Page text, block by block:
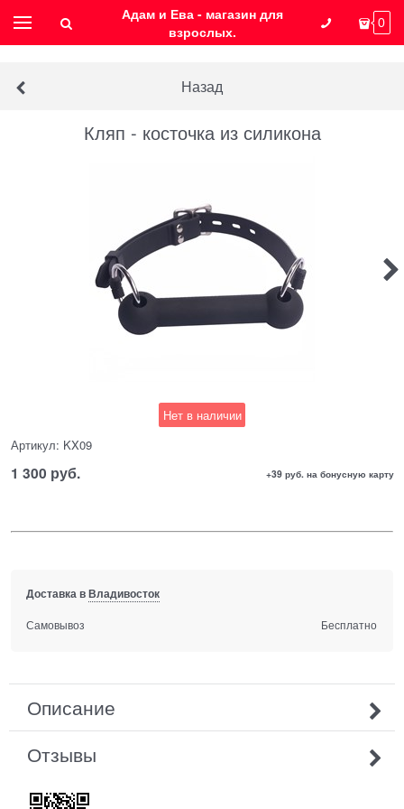
Адам и Ева - магазин для
взрослых.
0
Назад
Кляп - косточка из силикона
Нет в наличии
Артикул: KX09
1 300 руб. +39 руб. на бонусную карту
Доставка вВладивосток
Самовывоз Бесплатно
Описание
Отзывы